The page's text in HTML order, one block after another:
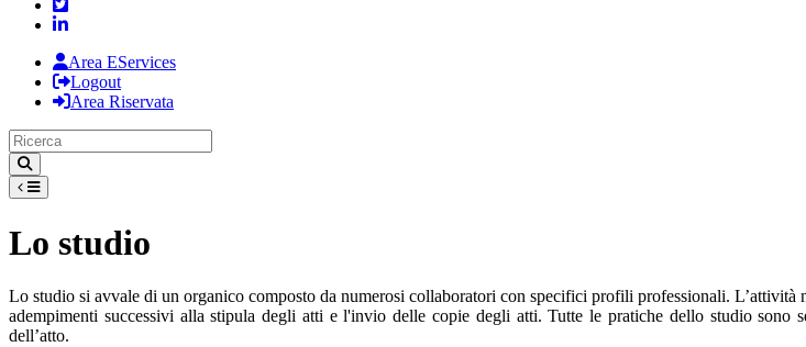
Area EServices
Logout
Area Riservata
Lo studio
Lo studio si avvale di un organico composto da numerosi collaboratori con specifici profili professionali.
adempimenti successivi alla stipula degli atti e l'invio delle copie degli atti. Tutte le pratiche dello studio
dell’atto.